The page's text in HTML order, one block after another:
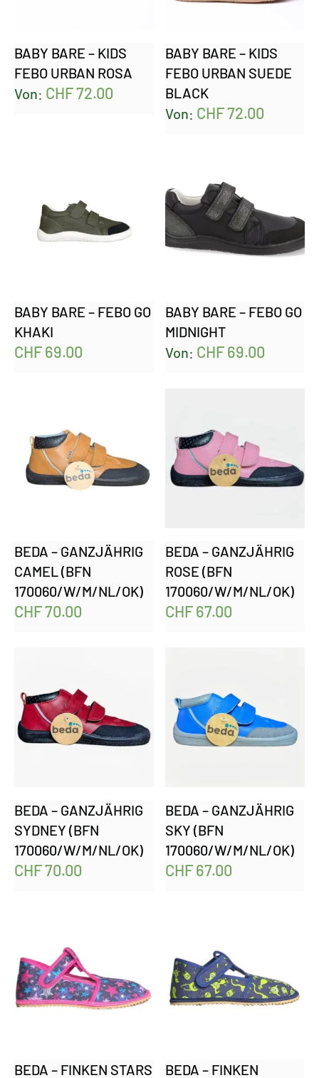
BABY BARE – KIDS
FEBO URBAN ROSA
Von: CHF72.00
BABY BARE – KIDS
FEBO URBAN SUEDE
BLACK
Von: CHF72.00
BABY BARE – FEBO GO
KHAKI
CHF69.00
BABY BARE – FEBO GO
MIDNIGHT
Von: CHF69.00
BEDA – GANZJÄHRIG
CAMEL (BFN
170060/W/M/NL/OK)
CHF70.00
BEDA – GANZJÄHRIG
ROSE (BFN
170060/W/M/NL/OK)
CHF67.00
BEDA – GANZJÄHRIG
SYDNEY (BFN
170060/W/M/NL/OK)
CHF70.00
BEDA – GANZJÄHRIG
SKY (BFN
170060/W/M/NL/OK)
CHF67.00
BEDA – FINKEN STARS BEDA – FINKEN